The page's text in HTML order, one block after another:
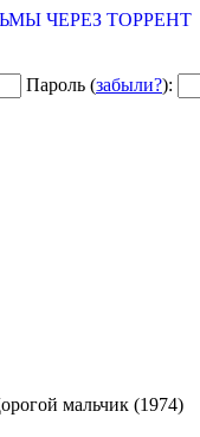
ЧЕРЕЗ ТОРРЕНТ
Пароль (забыли?):
мальчик (1974)